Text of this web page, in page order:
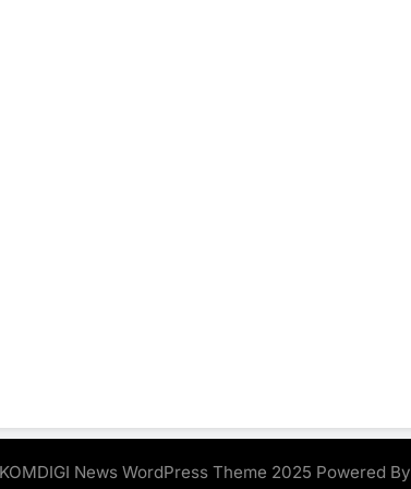
News WordPress Theme 2025 Powered By